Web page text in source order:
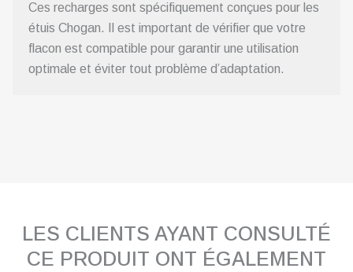
Ces recharges sont spécifiquement conçues pour les
étuis Chogan. Il est important de vérifier que votre
flacon est compatible pour garantir une utilisation
optimale et éviter tout problème d’adaptation.
LES CLIENTS AYANT CONSULTÉ
CE PRODUIT ONT ÉGALEMENT